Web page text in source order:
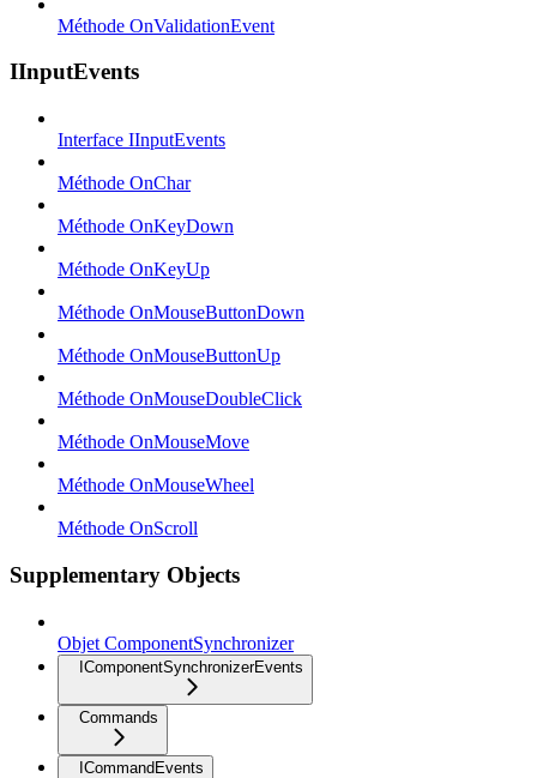
Méthode OnValidationEvent
IInputEvents
Interface IInputEvents
Méthode OnChar
Méthode OnKeyDown
Méthode OnKeyUp
Méthode OnMouseButtonDown
Méthode OnMouseButtonUp
Méthode OnMouseDoubleClick
Méthode OnMouseMove
Méthode OnMouseWheel
Méthode OnScroll
Supplementary Objects
Objet ComponentSynchronizer
IComponentSynchronizerEvents
Commands
ICommandEvents